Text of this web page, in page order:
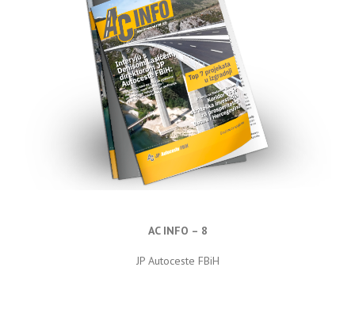
AC INFO – 8
JP Autoceste FBiH